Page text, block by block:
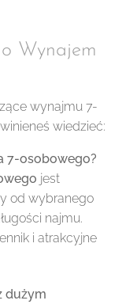
Wynajem
wynajmu 7-
wiedzieć:
7-osobowego?
jest
od wybranego
najmu.
i atrakcyjne
dużym